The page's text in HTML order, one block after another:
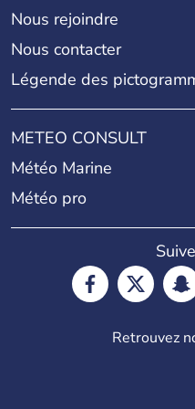
Nous rejoindre
Nous contacter
Légende des
METEO CONSULT
Météo Marine
Météo pro
Retrouvez